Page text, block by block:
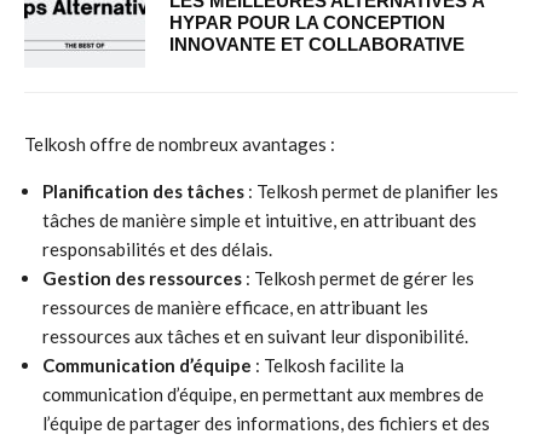
HYPAR POUR LA CONCEPTION
INNOVANTE ET COLLABORATIVE
Telkosh offre de nombreux avantages :
Planification des tâches : Telkosh permet de planifier les
tâches de manière simple et intuitive, en attribuant des
responsabilités et des délais.
Gestion des ressources : Telkosh permet de gérer les
ressources de manière efficace, en attribuant les
ressources aux tâches et en suivant leur disponibilité.
Communication d’équipe : Telkosh facilite la
communication d’équipe, en permettant aux membres de
l’équipe de partager des informations, des fichiers et des